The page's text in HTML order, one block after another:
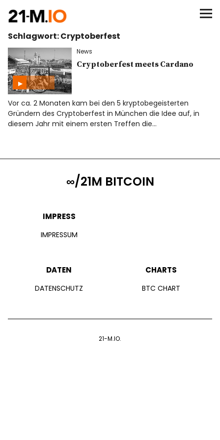
∞/21M BITCOIN
BEGINN
BITCOIN
ANALYSEN
NEWS
Schlagwort:Cryptoberfest
News
Cryptoberfest meets Cardano
Vor ca. 2 Monaten kam bei den 5 kryptobegeisterten
Gründern des Cryptoberfest in München die Idee auf, in
diesem Jahr mit einem ersten Treffen die…
∞/21M BITCOIN
IMPRESS
IMPRESSUM
DATEN
DATENSCHUTZ
CHARTS
BTC CHART
21-M.IO